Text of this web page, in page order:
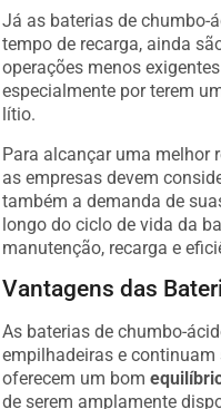
Já as baterias de chumbo-
tempo de recarga, ainda
operações menos
especialmente por terem
lítio.
Para alcançar uma melhor
as empresas devem
também a demanda de
longo do ciclo de vida da
manutenção, recarga e
Vantagens das
As baterias de chumbo-
empilhadeiras e
oferecem um bom
de serem amplamente